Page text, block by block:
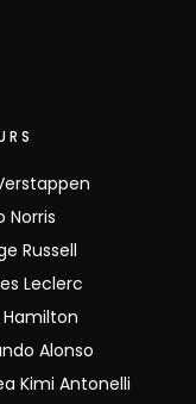
Norris
Russell
Leclerc
Hamilton
Alonso
Kimi Antonelli